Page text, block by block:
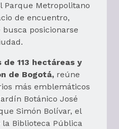
Metropolitano
de encuentro,
posicionarse
de 113 hectáreas y
de Bogotá, reúne
más emblemáticos
Botánico José
Simón Bolívar, el
la Biblioteca Pública